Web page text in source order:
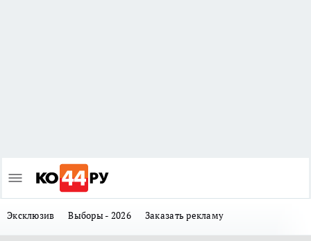
Эксклюзив Выборы - 2026 Заказать рекламу